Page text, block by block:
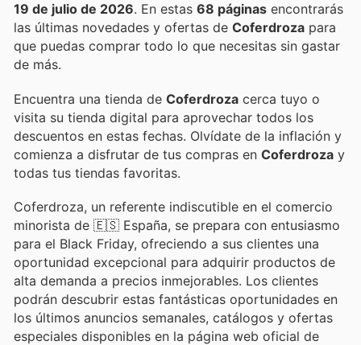
19 de julio de 2026 . En estas 68 páginas encontrarás
las últimas novedades y ofertas de Coferdroza para
que puedas comprar todo lo que necesitas sin gastar
de más.
Encuentra una tienda de Coferdroza cerca tuyo o
visita su tienda digital para aprovechar todos los
descuentos en estas fechas. Olvídate de la inflación y
comienza a disfrutar de tus compras en Coferdroza y
todas tus tiendas favoritas.
Coferdroza, un referente indiscutible en el comercio
minorista de 🇪🇸 España, se prepara con entusiasmo
para el Black Friday, ofreciendo a sus clientes una
oportunidad excepcional para adquirir productos de
alta demanda a precios inmejorables. Los clientes
podrán descubrir estas fantásticas oportunidades en
los últimos anuncios semanales, catálogos y ofertas
especiales disponibles en la página web oficial de